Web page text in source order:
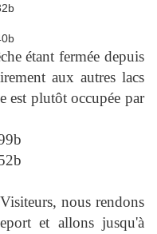
étant fermée depuis
aux autres lacs
est plutôt occupée par
nous rendons
et allons jusqu'à